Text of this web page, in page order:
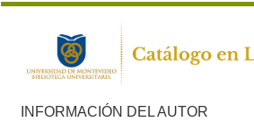
INFORMACIÓN DEL AUTOR